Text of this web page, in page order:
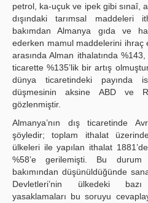
petrol, ka-uçuk ve ipek gibi sınaî,
dışındaki tarımsal maddeleri
bakımdan Almanya gıda ve
ederken mamul maddelerini ihraç
arasında Alman ithalatında
ticarette %135’lik bir artış
dünya ticaretindeki payında
düşmesinin aksine ABD ve
gözlenmiştir.
Almanya’nın dış ticaretinde
şöyledir; toplam ithalat
ülkeleri ile yapılan ithalat
%58’e gerilemişti. Bu durum
bakımından düşünüldüğünde
Devletleri’nin ülkedeki
yasaklamaları bu soruyu